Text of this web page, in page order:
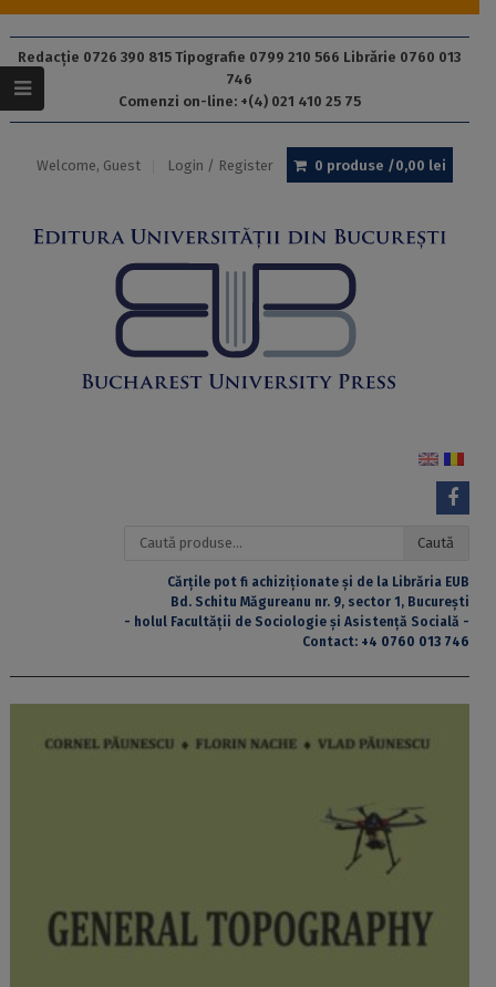
Redacție 0726 390 815 Tipografie 0799 210 566 Librărie 0760 013
746
Comenzi on-line: +(4) 021 410 25 75
Welcome, Guest Login / Register 0 produse /0,00 lei
Caută
Caută
Cărțile pot fi achiziționate și de la Librăria EUB
Bd. Schitu Măgureanu nr. 9, sector 1, București
- holul Facultății de Sociologie și Asistență Socială -
Contact: +4 0760 013 746